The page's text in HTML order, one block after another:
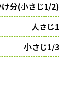
分(小さじ1/2)
大さじ1
小さじ1/3